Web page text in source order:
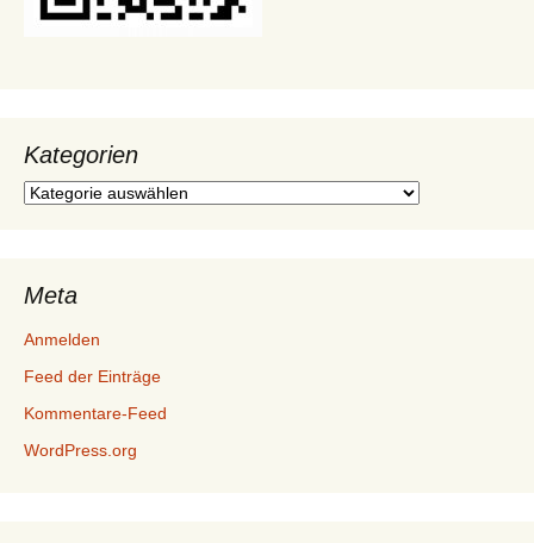
Kategorien
Kategorien
Meta
Anmelden
Feed der Einträge
Kommentare-Feed
WordPress.org